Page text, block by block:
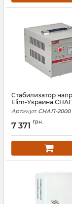
Стабилизатор
Elim-Украина
Артикул: СНАП-2000
7 371 грн.